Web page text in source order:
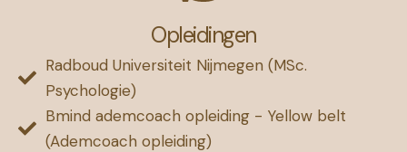
Opleidingen
Radboud Universiteit Nijmegen (MSc.
Psychologie)
Bmind ademcoach opleiding - Yellow belt
(Ademcoach opleiding)